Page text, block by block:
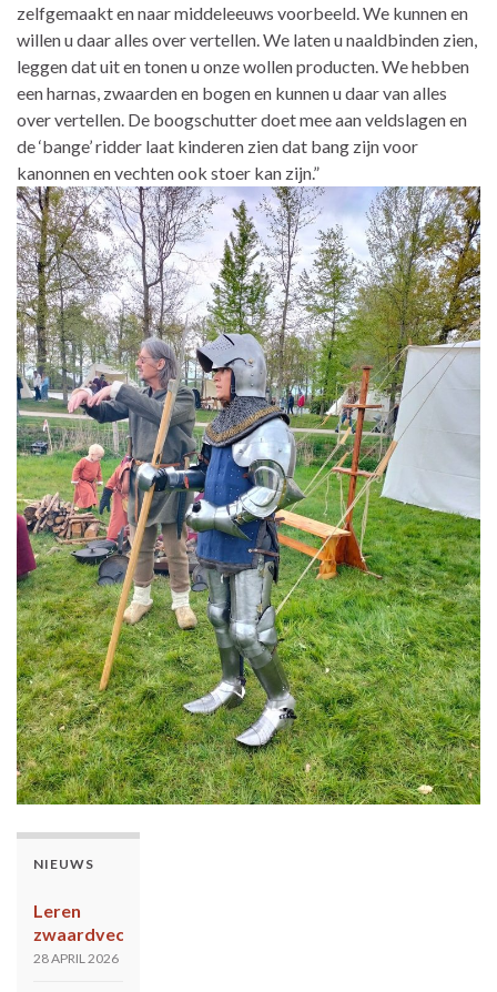
zelfgemaakt en naar middeleeuws voorbeeld. We kunnen en
willen u daar alles over vertellen. We laten u naaldbinden zien,
leggen dat uit en tonen u onze wollen producten. We hebben
een harnas, zwaarden en bogen en kunnen u daar van alles
over vertellen. De boogschutter doet mee aan veldslagen en
de ‘bange’ ridder laat kinderen zien dat bang zijn voor
kanonnen en vechten ook stoer kan zijn.”
NIEUWS
Leren
zwaardvechten?
28 APRIL 2026